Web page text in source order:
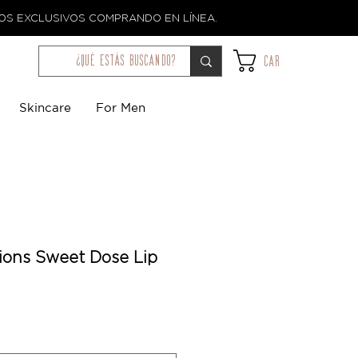
EXCLUSIVOS COMPRANDO EN LÍNEA.
¿qué estás buscando? Car
Skincare For Men
Sweet Dose Lip